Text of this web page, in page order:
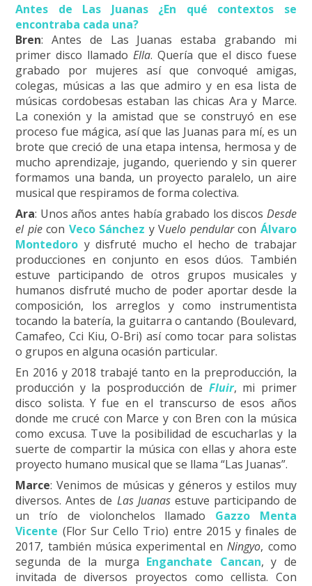
Antes de Las Juanas ¿En qué contextos se
encontraba cada una?
Bren: Antes de Las Juanas estaba grabando mi
primer disco llamadoElla. Quería que el disco fuese
grabado por mujeres así que convoqué amigas,
colegas, músicas a las que admiro y en esa lista de
músicas cordobesas estaban las chicas Ara y Marce.
La conexión y la amistad que se construyó en ese
proceso fue mágica, así que las Juanas para mí, es un
brote que creció de una etapa intensa, hermosa y de
mucho aprendizaje, jugando, queriendo y sin querer
formamos una banda, un proyecto paralelo, un aire
musical que respiramos de forma colectiva.
Ara: Unos años antes había grabado los discos Desde
el piecon Veco Sánchez y Vuelo pendularcon Álvaro
Montedoro y disfruté mucho el hecho de trabajar
producciones en conjunto en esos dúos. También
estuve participando de otros grupos musicales y
humanos disfruté mucho de poder aportar desde la
composición, los arreglos y como instrumentista
tocando la batería, la guitarra o cantando (Boulevard,
Camafeo, Cci Kiu, O-Bri) así como tocar para solistas
o grupos en alguna ocasión particular.
En 2016 y 2018 trabajé tanto en la preproducción, la
producción y la posproducción de Fluir, mi primer
disco solista. Y fue en el transcurso de esos años
donde me crucé con Marce y con Bren con la música
como excusa. Tuve la posibilidad de escucharlas y la
suerte de compartir la música con ellas y ahora este
proyecto humano musical que se llama “Las Juanas”.
Marce: Venimos de músicas y géneros y estilos muy
diversos. Antes de Las Juanasestuve participando de
un trío de violonchelos llamado Gazzo Menta
Vicente (Flor Sur Cello Trio) entre 2015 y finales de
2017, también música experimental enNingyo, como
segunda de la murga Enganchate Cancan, y de
invitada de diversos proyectos como cellista. Con